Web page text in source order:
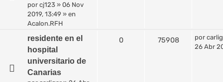
por cj123 » 06 Nov
2019, 13:49 » en
Acalon.RFH
residente en el
hospital
universitario de
Canarias
0 75908 por
26 Abr